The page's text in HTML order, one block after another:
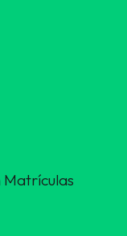
Matrículas